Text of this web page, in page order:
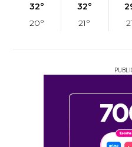
32°
20°
32°
21°